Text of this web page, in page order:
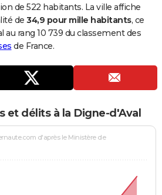
de 522 habitants. La ville affiche
de 34,9 pour mille habitants, ce
au rang 10 739 du classement des
de France.
et délits à la Digne-d'Aval
d'après le Ministère de